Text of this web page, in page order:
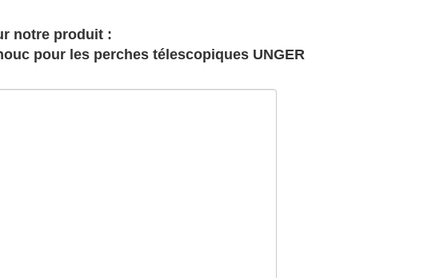
notre produit :
pour les perches télescopiques UNGER